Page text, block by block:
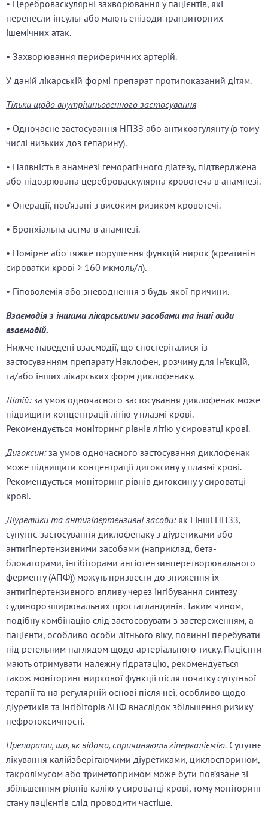
• Цереброваскулярні захворювання у пацієнтів, які
перенесли інсульт або мають епізоди транзиторних
ішемічних атак.
• Захворювання периферичних артерій.
У даній лікарській формі препарат протипоказаний дітям.
Тільки щодо внутрішньовенного застосування
• Одночасне застосування НПЗЗ або антикоагулянту (в тому
числі низьких доз гепарину).
• Наявність в анамнезі геморагічного діатезу, підтверджена
або підозрювана цереброваскулярна кровотеча в анамнезі.
• Операції, пов’язані з високим ризиком кровотечі.
• Бронхіальна астма в анамнезі.
• Помірне або тяжке порушення функцій нирок (креатинін
сироватки крові > 160 мкмоль/л).
• Гіповолемія або зневоднення з будь-якої причини.
Взаємодія з іншими лікарськими засобами та інші види
взаємодій.
Нижче наведені взаємодії, що спостерігалися із
застосуванням препарату Наклофен, розчину для ін’єкцій,
та/або інших лікарських форм диклофенаку.
Літій:за умов одночасного застосування диклофенак може
підвищити концентрації літію у плазмі крові.
Рекомендується моніторинг рівнів літію у сироватці крові.
Дигоксин:за умов одночасного застосування диклофенак
може підвищити концентрації дигоксину у плазмі крові.
Рекомендується моніторинг рівнів дигоксину у сироватці
крові.
Діуретики та антигіпертензивні засоби:як і інші НПЗЗ,
супутнє застосування диклофенаку з діуретиками або
антигіпертензивними засобами (наприклад, бета-
блокаторами, інгібіторами ангіотензинперетворювального
ферменту (АПФ)) можуть призвести до зниження їх
антигіпертензивного впливу через інгібування синтезу
судинорозширювальних простагландинів. Таким чином,
подібну комбінацію слід застосовувати з застереженням, а
пацієнти, особливо особи літнього віку, повинні перебувати
під ретельним наглядом щодо артеріального тиску. Пацієнти
мають отримувати належну гідратацію, рекомендується
також моніторинг ниркової функції після початку супутньої
терапії та на регулярній основі після неї, особливо щодо
діуретиків та інгібіторів АПФ внаслідок збільшення ризику
нефротоксичності.
Препарати, що, як відомо, спричиняють гіперкаліємію. Супутнє
лікування калійзберігаючими діуретиками, циклоспорином,
такролімусом або триметопримом може бути пов’язане зі
збільшенням рівнів калію у сироватці крові, тому моніторинг
стану пацієнтів слід проводити частіше.